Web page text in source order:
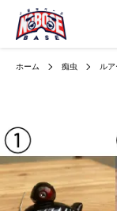
ホーム 痴虫 ルア